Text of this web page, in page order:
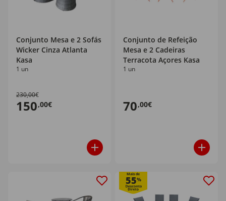
Conjunto Mesa e 2 Sofás
Wicker Cinza Atlanta
Kasa
1 un
230,00€
150,00€
Conjunto de Refeição
Mesa e 2 Cadeiras
Terracota Açores Kasa
1 un
70,00€
Mais de
55%